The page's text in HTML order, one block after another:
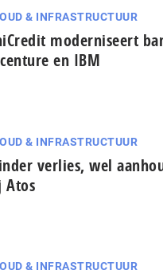
& INFRASTRUCTUUR
moderniseert
en IBM
& INFRASTRUCTUUR
verlies, wel
Atos
& INFRASTRUCTUUR